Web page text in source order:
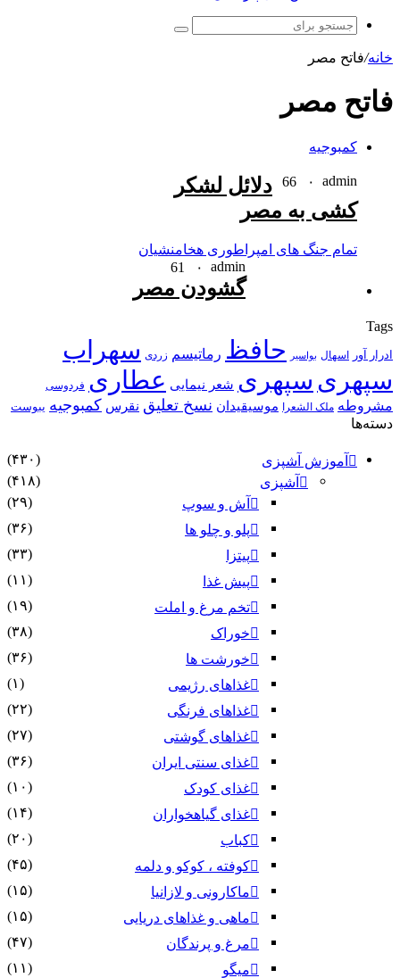
جستجو
خانه/فاتح مصر
فاتح مصر
کمبوجیه
admin ۰
دلائل لشکر
کشی به مصر
تمام جنگ های امپراطوری هخامنشیان
admin
۰
گشودن مصر
Tags
ادرار آور اسهال بواسیر حافظ رماتیسم زردی سهراب
سپهری سپهری شعر نیمایی عطاری فردوسی
مشروطه ملک الشعرا موسیقیدان نسخ تعلیق نقرس کمبوجیه یبوست
دسته‌ها
آموزش آشپزی
(۴۳۰)
آشپزی
(۴۱۸)
آش و سوپ
(۲۹)
پلو و چلو ها
(۳۶)
پیتزا
(۳۳)
پیش غذا
(۱۱)
تخم مرغ و املت
(۱۹)
خوراک
(۳۸)
خورشت ها
(۳۶)
غذاهای رژیمی
(۱)
غذاهای فرنگی
(۲۲)
غذاهای گوشتی
(۲۷)
غذای سنتی ایران
(۳۶)
غذای کودک
(۱۰)
غذای گیاهخواران
(۱۴)
کباب
(۲۰)
کوفته ، کوکو و دلمه
(۴۵)
ماکارونی و لازانیا
(۱۵)
ماهی و غذاهای دریایی
(۱۵)
مرغ و پرندگان
(۴۷)
میگو
(۱۱)